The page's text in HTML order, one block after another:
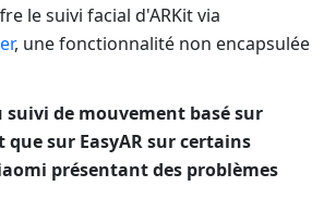
le suivi facial d'ARKit via
, une fonctionnalité non encapsulée
de mouvement basé sur
que sur EasyAR sur certains
présentant des problèmes